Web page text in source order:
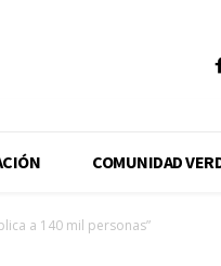
COMUNIDAD
a 140 mil personas”